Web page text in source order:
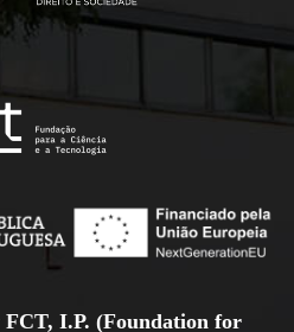
I.P. (Foundation for